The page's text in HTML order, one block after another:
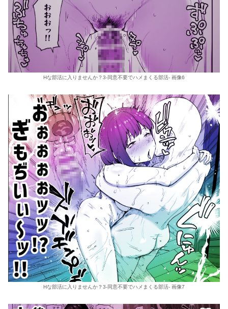
Hな部活に入りませんか？3-同意不要でハメまくる部活- 画像6
Hな部活に入りませんか？3-同意不要でハメまくる部活- 画像7